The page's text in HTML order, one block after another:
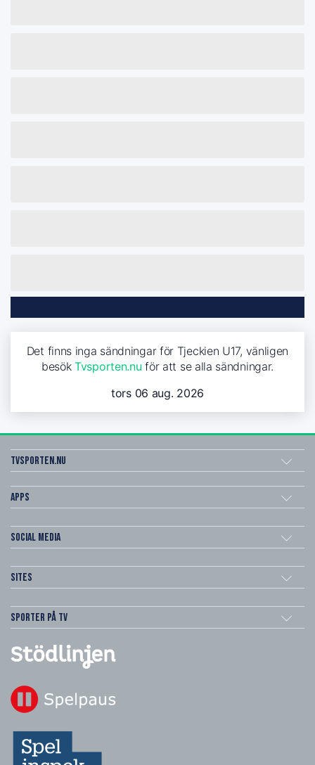
Det finns inga sändningar för Tjeckien U17, vänligen
besökTvsporten.nu för att se alla sändningar.
tors 06 aug. 2026
Tvsporten.nu
Apps
Social Media
Sites
Sporter på TV